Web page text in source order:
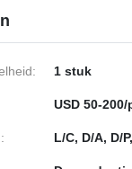
1 stuk
USD 50-
L/C, D/A, D/